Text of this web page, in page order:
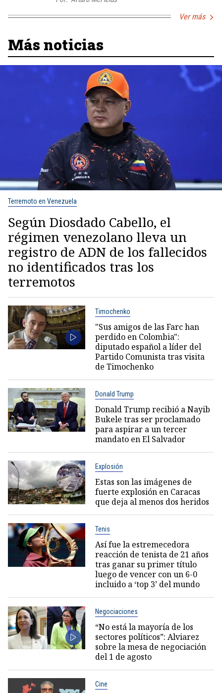
Ver más
Más noticias
Terremoto en Venezuela
Según Diosdado Cabello, el
régimen venezolano lleva un
registro de ADN de los fallecidos
no identificados tras los
terremotos
Timochenko
"Sus amigos de las Farc han
perdido en Colombia":
diputado español a líder del
Partido Comunista tras visita
de Timochenko
Donald Trump
Donald Trump recibió a Nayib
Bukele tras ser proclamado
para aspirar a un tercer
mandato en El Salvador
Explosión
Estas son las imágenes de
fuerte explosión en Caracas
que deja al menos dos heridos
Tenis
Así fue la estremecedora
reacción de tenista de 21 años
tras ganar su primer título
luego de vencer con un 6-0
incluido a ‘top 3’ del mundo
Negociaciones
“No está la mayoría de los
sectores políticos”: Alviarez
sobre la mesa de negociación
del 1 de agosto
Cine